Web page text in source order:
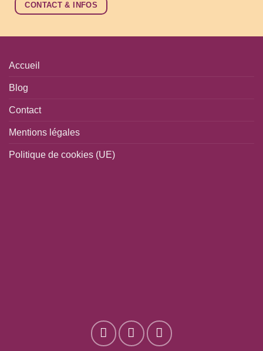
CONTACT & INFOS
Accueil
Blog
Contact
Mentions légales
Politique de cookies (UE)